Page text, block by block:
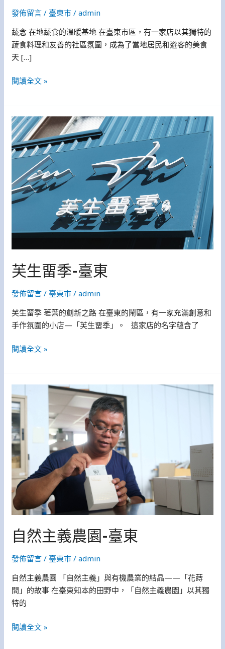
發佈留言 / 臺東市 /admin
蔬念 在地蔬食的溫暖基地 在臺東市區，有一家店以其獨特的
蔬食料理和友善的社區氛圍，成為了當地居民和遊客的美食
天 […]
閱讀全文 »
芙生畱季-臺東
發佈留言 / 臺東市 /admin
芙生畱季 荖葉的創新之路 在臺東的鬧區，有一家充滿創意和
手作氛圍的小店—「芙生畱季」。 這家店的名字蘊含了
芙
生
畱
季-
東
閱讀全文 »
自然主義農園-臺東
發佈留言 / 臺東市 /admin
自然主義農園 「自然主義」與有機農業的結晶——「花蒔
間」的故事 在臺東知本的田野中，「自然主義農園」以其獨
特的
然
主
義
農
園-
臺
東
閱讀全文 »